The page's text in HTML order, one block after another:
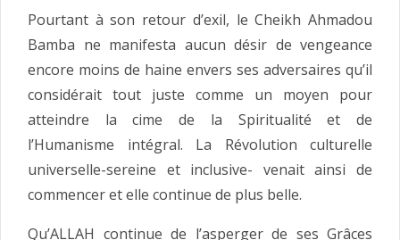
Pourtant à son retour d’exil, le Cheikh Ahmadou
Bamba ne manifesta aucun désir de vengeance
encore moins de haine envers ses adversaires qu’il
considérait tout juste comme un moyen pour
atteindre la cime de la Spiritualité et de
l’Humanisme intégral. La Révolution culturelle
universelle-sereine et inclusive- venait ainsi de
commencer et elle continue de plus belle.
Qu’ALLAH continue de l’asperger de ses Grâces